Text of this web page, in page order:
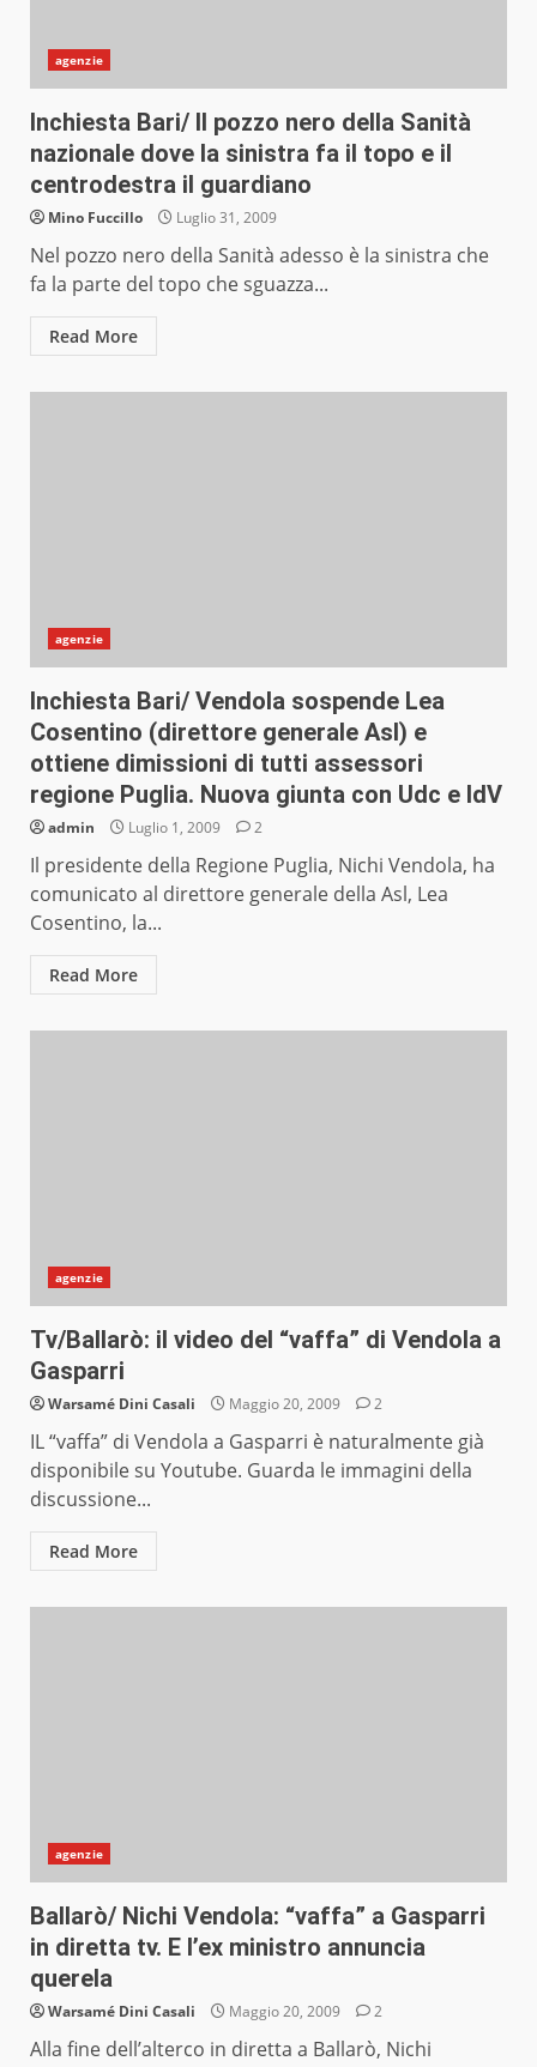
agenzie
Inchiesta Bari/ Il pozzo nero della Sanità
nazionale dove la sinistra fa il topo e il
centrodestra il guardiano
Mino Fuccillo Luglio 31, 2009
Nel pozzo nero della Sanità adesso è la sinistra che
fa la parte del topo che sguazza...
Read More
agenzie
Inchiesta Bari/ Vendola sospende Lea
Cosentino (direttore generale Asl) e
ottiene dimissioni di tutti assessori
regione Puglia. Nuova giunta con Udc e IdV
admin Luglio 1, 2009 2
Il presidente della Regione Puglia, Nichi Vendola, ha
comunicato al direttore generale della Asl, Lea
Cosentino, la...
Read More
agenzie
Tv/Ballarò: il video del “vaffa” di Vendola a
Gasparri
Warsamé Dini Casali Maggio 20, 2009 2
IL “vaffa” di Vendola a Gasparri è naturalmente già
disponibile su Youtube. Guarda le immagini della
discussione...
Read More
agenzie
Ballarò/ Nichi Vendola: “vaffa” a Gasparri
in diretta tv. E l’ex ministro annuncia
querela
Warsamé Dini Casali Maggio 20, 2009 2
Alla fine dell’alterco in diretta a Ballarò, Nichi